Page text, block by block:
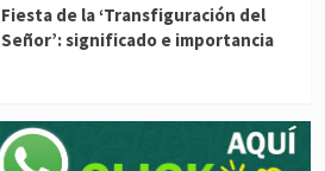
Fiesta de la ‘Transfiguración del
Señor’: significado e importancia